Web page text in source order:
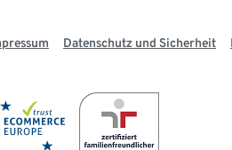
Datenschutz und Sicherheit